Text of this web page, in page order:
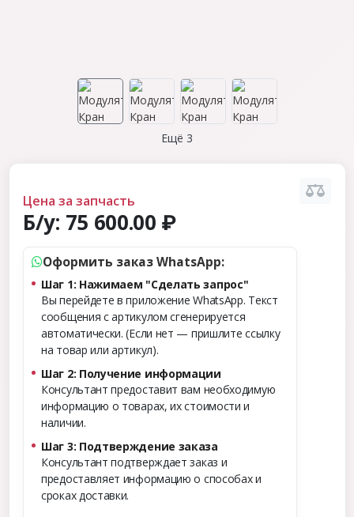
Ещё 3
Цена за запчасть
Б/у: 75 600.00 ₽
Оформить заказ WhatsApp:
Шаг 1: Нажимаем "Сделать запрос"
Вы перейдете в приложение WhatsApp. Текст
сообщения с артикулом сгенерируется
автоматически. (Если нет — пришлите ссылку
на товар или артикул).
Шаг 2: Получение информации
Консультант предоставит вам необходимую
информацию о товарах, их стоимости и
наличии.
Шаг 3: Подтверждение заказа
Консультант подтверждает заказ и
предоставляет информацию о способах и
сроках доставки.